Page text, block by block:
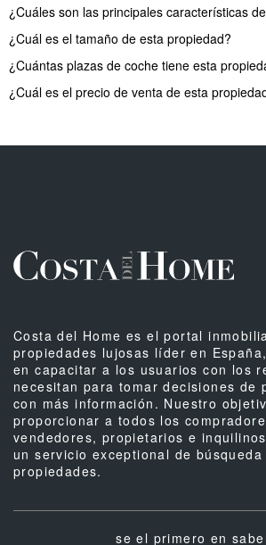
¿Cuáles son las principales características
¿Cuál es el tamaño de esta propiedad?
¿Cuántas plazas de coche tiene esta
¿Cuál es el precio de venta de esta
Costa del Home es el portal
propiedades lujosas líder en
en capacitar a los usuarios con los
necesitan para tomar decisiones de
con más información. Nuestro
proporcionar a todos los
vendedores, propietarios e
un servicio exceptional de búsqueda
propiedades.
se el primero en